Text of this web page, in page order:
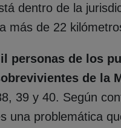
dentro de la
más de 22
personas de los
de la
39 y 40. Según
una problemática